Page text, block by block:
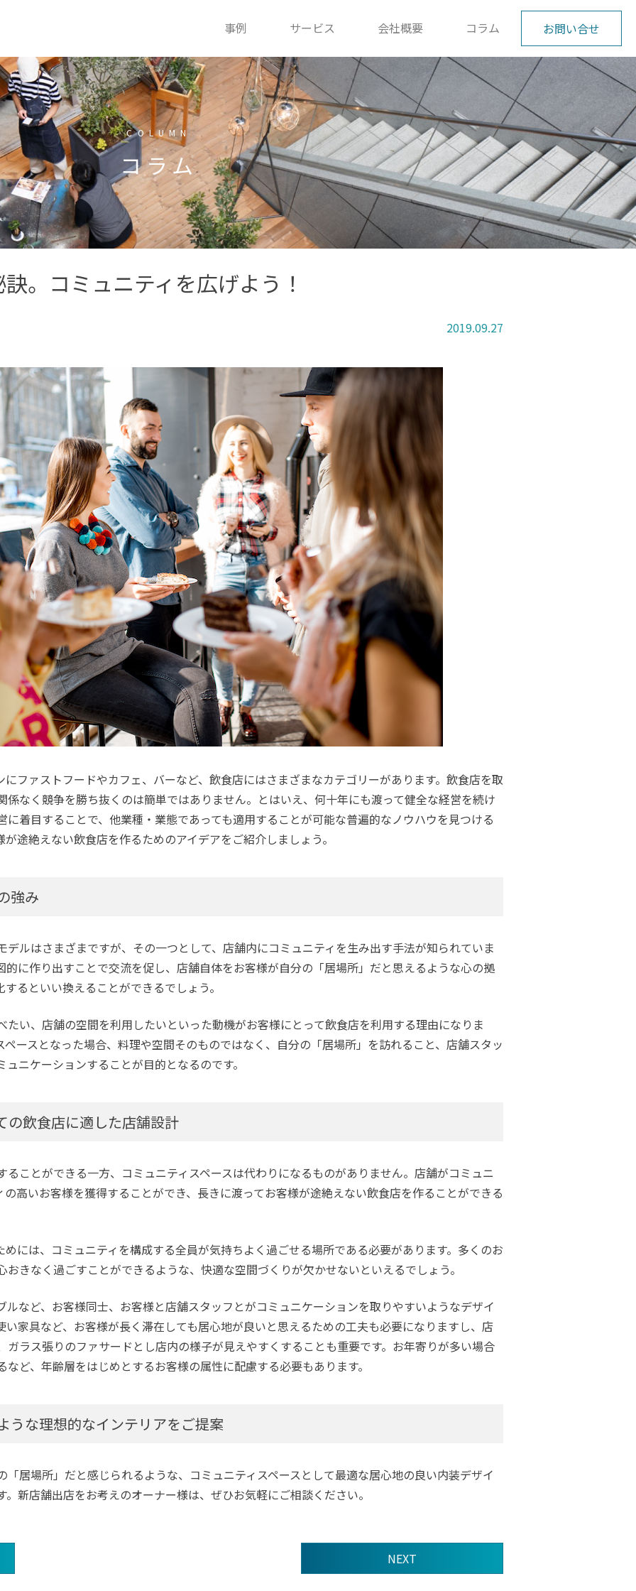
事例 サービス 会社概要 コラム お問い合せ
COLUMN
コラム
。コミュニティを広げよう！
2019.09.27
ファストフードやカフェ、バーなど、飲食店にはさまざまなカテゴリーがあります。飲食店を取
なく競争を勝ち抜くのは簡単ではありません。とはいえ、何十年にも渡って健全な経営を続け
着目することで、他業種・業態であっても適用することが可能な普遍的なノウハウを見つける
途絶えない飲食店を作るためのアイデアをご紹介しましょう。
強み
ルはさまざまですが、その一つとして、店舗内にコミュニティを生み出す手法が知られていま
に作り出すことで交流を促し、店舗自体をお客様が自分の「居場所」だと思えるような心の拠
るといい換えることができるでしょう。
い、店舗の空間を利用したいといった動機がお客様にとって飲食店を利用する理由になりま
ースとなった場合、料理や空間そのものではなく、自分の「居場所」を訪れること、店舗スタッ
ニケーションすることが目的となるのです。
の飲食店に適した店舗設計
ことができる一方、コミュニティスペースは代わりになるものがありません。店舗がコミュニ
高いお客様を獲得することができ、長きに渡ってお客様が途絶えない飲食店を作ることができる
には、コミュニティを構成する全員が気持ちよく過ごせる場所である必要があります。多くのお
きなく過ごすことができるような、快適な空間づくりが欠かせないといえるでしょう。
など、お客様同士、お客様と店舗スタッフとがコミュニケーションを取りやすいようなデザイ
家具など、お客様が長く滞在しても居心地が良いと思えるための工夫も必要になりますし、店
ラス張りのファサードとし店内の様子が見えやすくすることも重要です。お年寄りが多い場合
ど、年齢層をはじめとするお客様の属性に配慮する必要もあります。
うな理想的なインテリアをご提案
居場所」だと感じられるような、コミュニティスペースとして最適な居心地の良い内装デザイ
新店舗出店をお考えのオーナー様は、ぜひお気軽にご相談ください。
NEXT